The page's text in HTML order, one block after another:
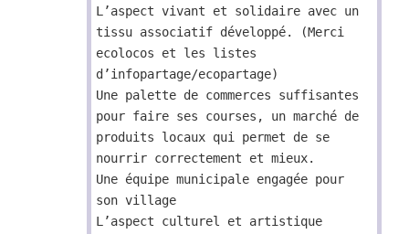
L’aspect vivant et solidaire avec un
tissu associatif développé. (Merci
ecolocos et les listes
d’infopartage/ecopartage)
Une palette de commerces suffisantes
pour faire ses courses, un marché de
produits locaux qui permet de se
nourrir correctement et mieux.
Une équipe municipale engagée pour
son village
L’aspect culturel et artistique